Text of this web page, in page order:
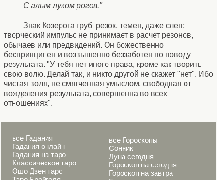
С алым луком рогов."
Знак Козерога груб, резок, темен, даже слеп;
творческий импульс не принимает в расчет резонов,
обычаев или предвидений. Он божественно
беспринципен и возвышенно беззаботен по поводу
результата. "У тебя нет иного права, кроме как творить
свою волю. Делай так, и никто другой не скажет "нет". Ибо
чистая воля, не смягченная умыслом, свободная от
вожделения результата, совершенна во всех
отношениях".
все Гадания
Гадания онлайн
Гадания на таро
Классическое таро
Ошо Дзен таро
все Гороскопы
Сонник
Луна сегодня
Гороскоп на сегодня
Гороскоп на завтра